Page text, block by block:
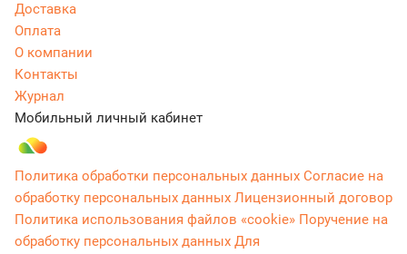
Доставка
Оплата
О компании
Контакты
Журнал
Мобильный личный кабинет
Политика обработки персональных данных Согласие на
обработку персональных данных Лицензионный договор
Политика использования файлов «cookie» Поручение на
обработку персональных данных Для